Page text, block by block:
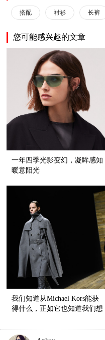
搭配 衬衫 长裤
您可能感兴趣的文章
一年四季光影变幻，凝眸感知
暖意阳光
我们知道从Michael Kors能获
得什么，正如它也知道我们想